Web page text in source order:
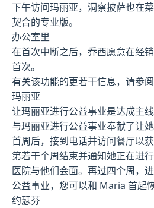
下午访问玛丽亚，洞察披萨也在
契合的专业版。
办公室里
在首次中断之后，乔西愿意在经
首次。
有关该功能的更若干信息，请参阅
玛丽亚
让玛丽亚进行公益事业是达成主线
与玛丽亚进行公益事业奉献了让
首周后，接到电话并访问餐厅以
第若干个周结束并通知她正在进
医院与他们会面。再过四个周，
公益事业，您可以和 Maria 首起
约瑟芬